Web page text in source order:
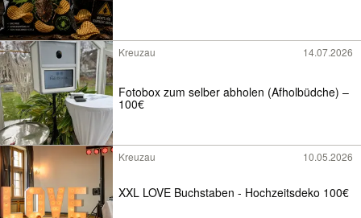
Kreuzau 14.07.2026
Fotobox zum selber abholen (Afholbüdche) –
100€
Kreuzau 10.05.2026
XXL LOVE Buchstaben - Hochzeitsdeko 100€